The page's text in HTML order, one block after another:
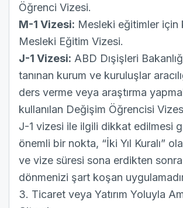
Öğrenci Vizesi.
M-1 Vizesi: Mesleki eğitimler için
Mesleki Eğitim Vizesi.
J-1 Vizesi: ABD Dışişleri
tanınan kurum ve kuruluşlar
ders verme veya araştırma
kullanılan Değişim Öğrencisi
J-1 vizesi ile ilgili dikkat edilmesi
önemli bir nokta, “İki Yıl Kuralı”
ve vize süresi sona erdikten
dönmenizi şart koşan
3. Ticaret veya Yatırım Yoluyla